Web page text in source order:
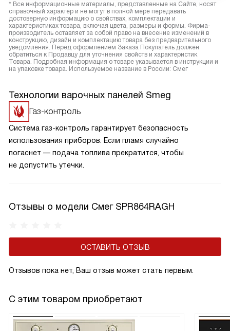
* Все информационные материалы, представленные на Сайте, носят
справочный характер и не могут в полной мере передавать
достоверную информацию о свойствах, комплектации и
характеристиках товара, включая цвета, размеры и формы. Фирма-
производитель оставляет за собой право на внесение изменений в
конструкцию, дизайн и комплектацию товара без предварительного
уведомления. Перед оформлением Заказа Покупатель должен
обратиться к Продавцу для уточнения свойств и характеристик
Товара. Подробная информация о товаре указывается в инструкции и
на упаковке товара. Используемое название в России: Смег
Технологии варочных панелей Smeg
Газ-контроль
Система газ-контроль гарантирует безопасность
использования приборов. Если пламя случайно
погаснет — подача топлива прекратится, чтобы
не допустить утечки.
Отзывы о модели Смег SPR864RAGH
ОСТАВИТЬ ОТЗЫВ
Отзывов пока нет, Ваш отзыв может стать первым.
С этим товаром приобретают